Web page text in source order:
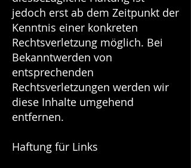
jedoch erst ab dem Zeitpunkt der
Kenntnis einer konkreten
Rechtsverletzung möglich. Bei
Bekanntwerden von
entsprechenden
Rechtsverletzungen werden wir
diese Inhalte umgehend
entfernen.
Haftung für Links